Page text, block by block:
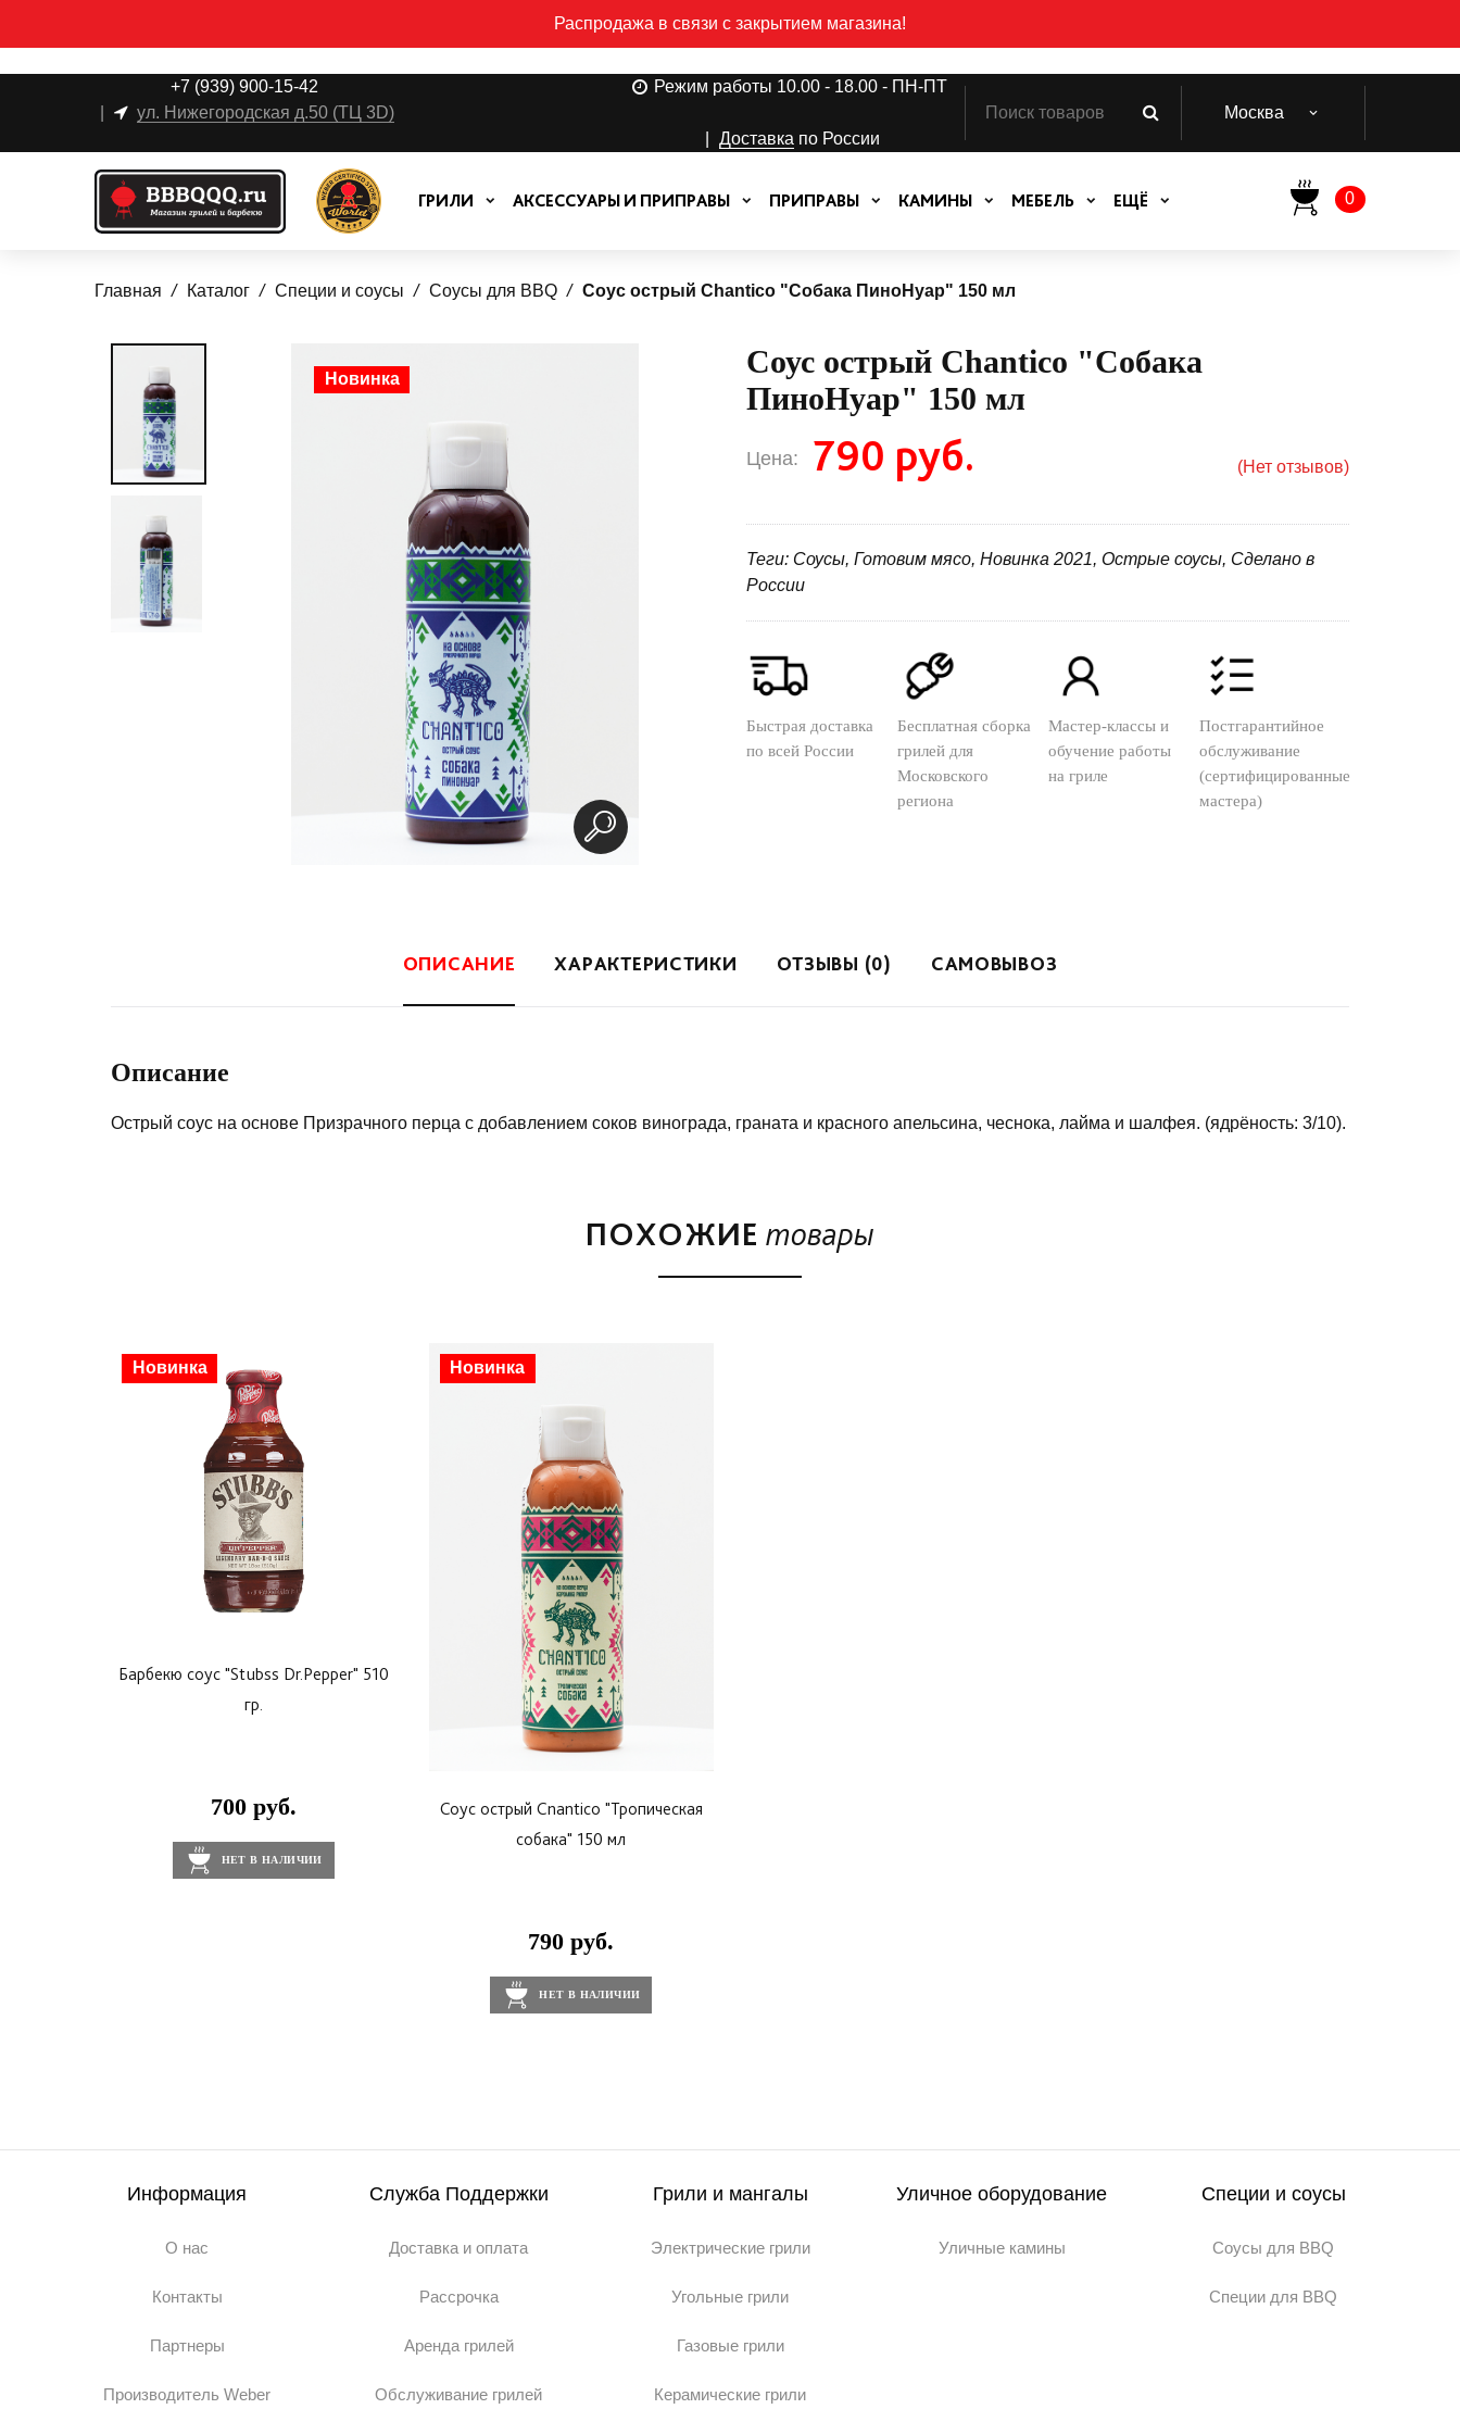
Распродажа в связи с закрытием магазина!
+7 (939) 900-15-42
ул. Нижегородская д.50 (ТЦ 3D)
Режим работы 10.00 - 18.00 - ПН-ПТ
Доставка по России
Москва
0
ГРИЛИ АКСЕССУАРЫ И ПРИПРАВЫ ПРИПРАВЫ КАМИНЫ МЕБЕЛЬ ЕЩЁ
Главная Каталог Специи и соусы Соусы для BBQ Соус острый Chantico "Собака ПиноНуар" 150 мл
Новинка
Новинка
Соус острый Chantico "Собака
ПиноНуар" 150 мл
Цена: 790 руб. (Нет отзывов)
Теги: Соусы, Готовим мясо, Новинка 2021, Острые соусы, Сделано в
России
Быстрая доставка
по всей России
Бесплатная сборка
грилей для
Московского
региона
Мастер-классы и
обучение работы
на гриле
Постгарантийное
обслуживание
(сертифицированные
мастера)
ОПИСАНИЕ ХАРАКТЕРИСТИКИ ОТЗЫВЫ (0) САМОВЫВОЗ
Описание
Острый соус на основе Призрачного перца с добавлением соков винограда, граната и красного апельсина, чеснока, лайма и шалфея. (ядрёность: 3/10).
ПОХОЖИЕ товары
Новинка
Барбекю соус "Stubss Dr.Pepper" 510
гр.
700 руб.
НЕТ В НАЛИЧИИ
Новинка
Соус острый Cnantico "Тропическая
собака" 150 мл
790 руб.
НЕТ В НАЛИЧИИ
Информация
О нас
Контакты
Партнеры
Производитель Weber
Служба Поддержки
Доставка и оплата
Рассрочка
Аренда грилей
Обслуживание грилей
Грили и мангалы
Электрические грили
Угольные грили
Газовые грили
Керамические грили
Уличное оборудование
Уличные камины
Специи и соусы
Соусы для BBQ
Специи для BBQ